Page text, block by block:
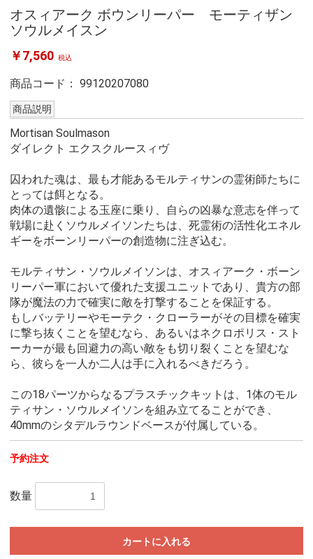
オスィアーク ボウンリーパー モーティザン
ソウルメイスン
￥7,560 税込
商品コード： 99120207080
商品説明
Mortisan Soulmason
ダイレクト エクスクルースィヴ
囚われた魂は、最も才能あるモルティサンの霊術師たちに
とっては餌となる。
肉体の遺骸による玉座に乗り、自らの凶暴な意志を伴って
戦場に赴くソウルメイソンたちは、死霊術の活性化エネル
ギーをボーンリーパーの創造物に注ぎ込む。
モルティサン・ソウルメイソンは、オスィアーク・ボーン
リーパー軍において優れた支援ユニットであり、貴方の部
隊が魔法の力で確実に敵を打撃することを保証する。
もしバッテリーやモーテク・クローラーがその目標を確実
に撃ち抜くことを望むなら、あるいはネクロポリス・スト
ーカーが最も回避力の高い敵をも切り裂くことを望むな
ら、彼らを一人か二人は手に入れるべきだろう。
この18パーツからなるプラスチックキットは、1体のモル
ティサン・ソウルメイソンを組み立てることができ、
40mmのシタデルラウンドベースが付属している。
予約注文
数量
カートに入れる